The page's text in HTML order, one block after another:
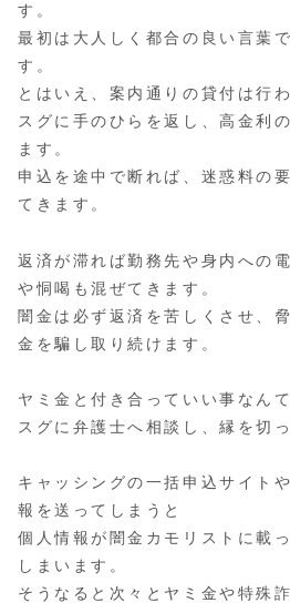
す。
最初は大人しく都合の良い言葉
す。
とはいえ、案内通りの貸付は行
スグに手のひらを返し、高金利
ます。
申込を途中で断れば、迷惑料の
てきます。
返済が滞れば勤務先や身内への
や恫喝も混ぜてきます。
闇金は必ず返済を苦しくさせ、
金を騙し取り続けます。
ヤミ金と付き合っていい事なん
スグに弁護士へ相談し、縁を切
キャッシングの一括申込サイト
報を送ってしまうと
個人情報が闇金カモリストに載
しまいます。
そうなると次々とヤミ金や特殊